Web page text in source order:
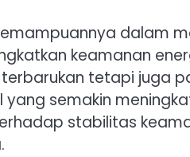
dalam
keamanan
tetapi juga
semakin
stabilitas